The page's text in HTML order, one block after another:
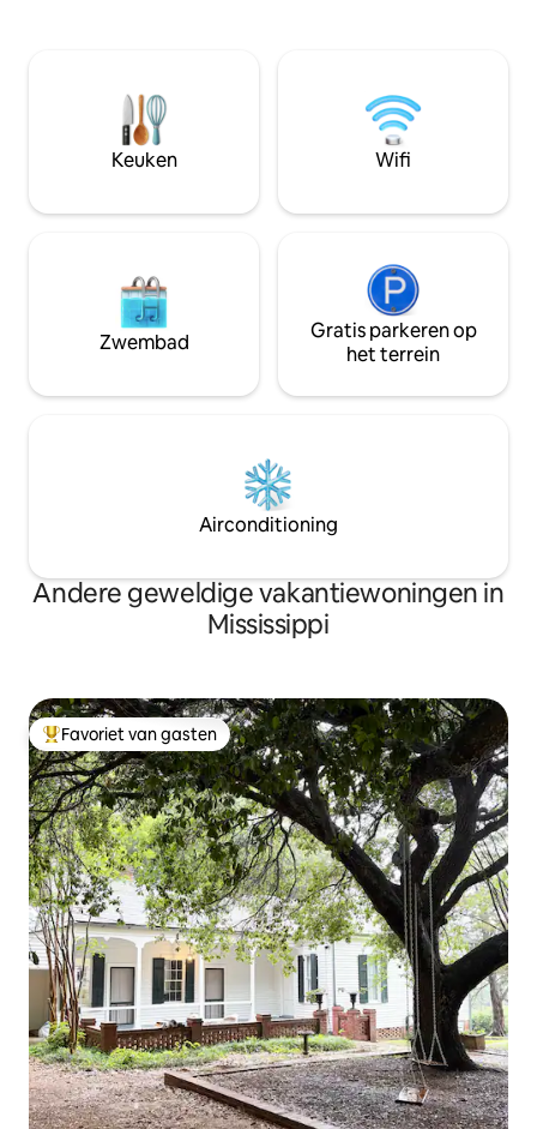
stereo-installatie in de buitenlucht,
popcorn, snacks/koffie en responsieve
host. Geweldige buren en alles wat je
nodig hebt om een geweldig uitje te
uitgerust en de
voor
handgrepen en
mijl), Tupelo (38 mijl), MSU/
Keuken Wifi
Zwembad
Gratis parkeren op
het terrein
Airconditioning
Andere geweldige vakantiewoningen in
Mississippi
Topfavoriet van gasten
Favoriet van gasten